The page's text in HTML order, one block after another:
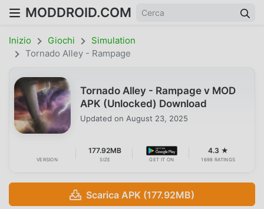
MODDROID.COM
Inizio Giochi
Simulation
Tornado Alley - Rampage
Tornado Alley - Rampage v MOD
APK (Unlocked) Download
Updated on August 23, 2025
VERSION
177.92MB
SIZE GET IT ON
4.3 ★
1698 RATINGS
Scarica APK (177.92MB)